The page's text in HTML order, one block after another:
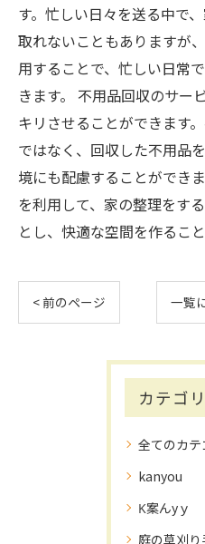
す。忙しい日々を送る中で
取れないこともありますが
用することで、忙しい日常
きます。 不用品回収のサー
キリさせることができます
ではなく、回収した不用品
境にも配慮することができ
を利用して、家の整理をす
とし、快適な空間を作ること
< 前のページ 一覧
カテゴ
全てのカテ
kanyou
K案んyｙ
庭の草刈